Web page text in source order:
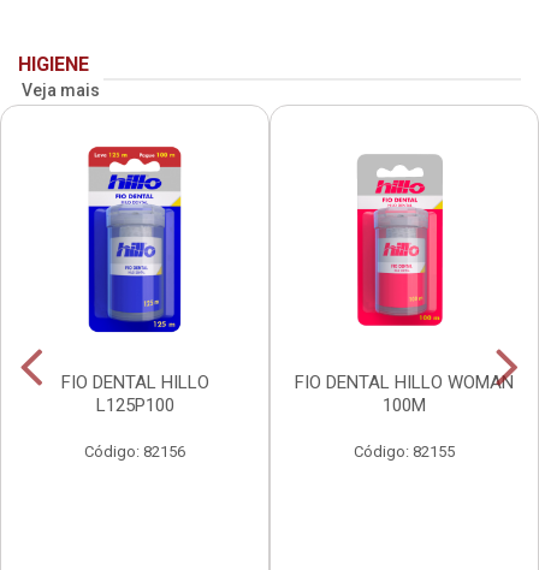
HIGIENE
Veja mais
FIO DENTAL HILLO
L125P100
Código: 82156
FIO DENTAL HILLO WOMAN
100M
Código: 82155